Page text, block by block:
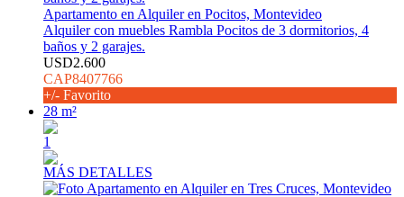
Apartamento en Alquiler en Pocitos, Montevideo
Alquiler con muebles Rambla Pocitos de 3 dormitorios, 4
baños y 2 garajes.
USD2.600
CAP8407766
+/- Favorito
28 m²
1
MÁS DETALLES